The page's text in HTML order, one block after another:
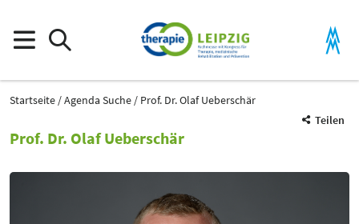
Startseite Agenda Suche
Prof. Dr. Olaf Ueberschär
Teilen
Prof. Dr. Olaf Ueberschär